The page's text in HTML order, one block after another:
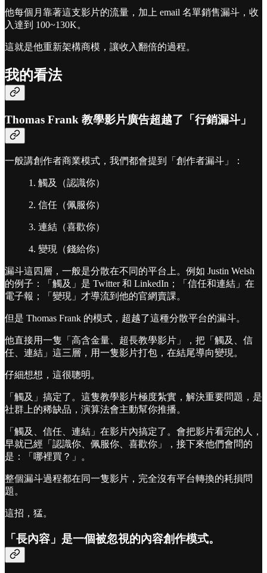
他每個月靠著這支影片的流量，加上 email 名單銷售漏斗，收
入達到 100~130K。
這就是他重新架構商模，讓收入翻倍的過程。
我的看法
Thomas Frank 教學影片廣告超越了「行銷漏斗」
一般講創作者商業模式，我們都會提到「創作者漏斗」：
1. 觸及（認識你）
2. 信任（佩服你）
3. 連結（喜歡你）
4. 變現（錢給你）
漏斗這四層，一般是分散在不同的平台上。例如 Justin Welsh
的例子：「觸及」是 Twitter 和 LinkedIn；「信任和連結」在
電子報；「變現」才導流到他的官網賣課。
但是 Thomas Frank 的模式，超越了這種分散平台的漏斗。
他直接用一隻「高含金量、超長教學影片」，把「觸及、信
任、連結」這三層，用一隻影片打包，在結尾導向變現。
仔細想想，這很聰明。
「觸及」搞定了。這隻教學影片極度紮實，解決重要問題，是
社群上的稀缺品，演算法會主動幫你推播。
「觸及、信任、連結」在影片內搞定了。會把影片看完的人，
早就已經「認識你、佩服你、喜歡你」，接下來他們會問的
是：「哪裡買？」。
整個漏斗過程都在同一隻影片，完全沒有平台轉換的耗損問
題。
這招，猛。
「長內容」是一個被忽視的內容創作模式。